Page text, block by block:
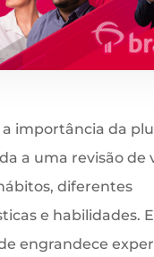
importância da
a uma revisão de
diferentes
e habilidades.
engrandece